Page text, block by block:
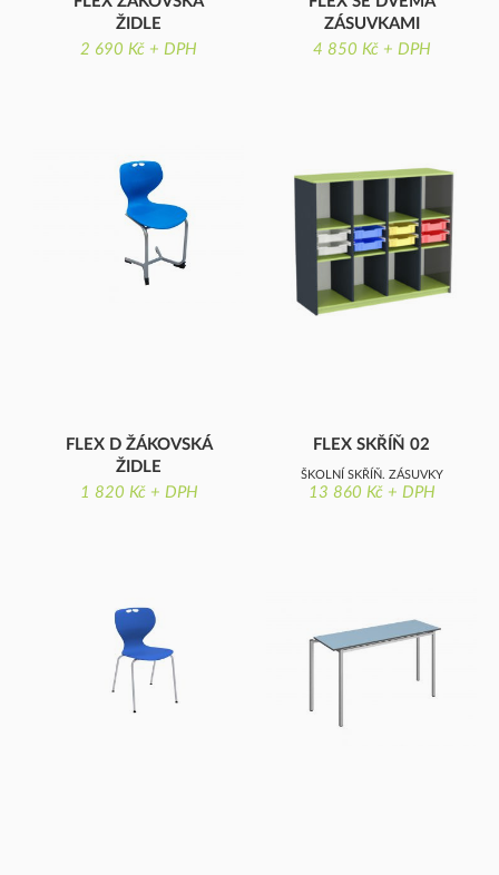
ŽIDLE
NASTAVITELNÉ NOŽKY,
2 690 Kč + DPH
ZÁSUVKAMI
UČITELSKÝ STŮL SE DVĚMA
4 850 Kč + DPH
FLEX D ŽÁKOVSKÁ
ŽIDLE
FLEX D ŽÁKOVSKÁ ŽIDLE
1 820 Kč + DPH
FLEX SKŘÍŇ 02
ŠKOLNÍ SKŘÍŇ, ZÁSUVKY
GRATNELL'S, OTEVŘENÁ
13 860 Kč + DPH